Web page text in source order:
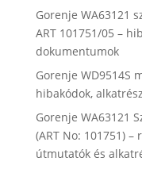
Gorenje WA63121
ART 101751/05 –
dokumentumok
Gorenje WD9514S
hibakódok,
Gorenje WA63121
(ART No: 101751)
útmutatók és